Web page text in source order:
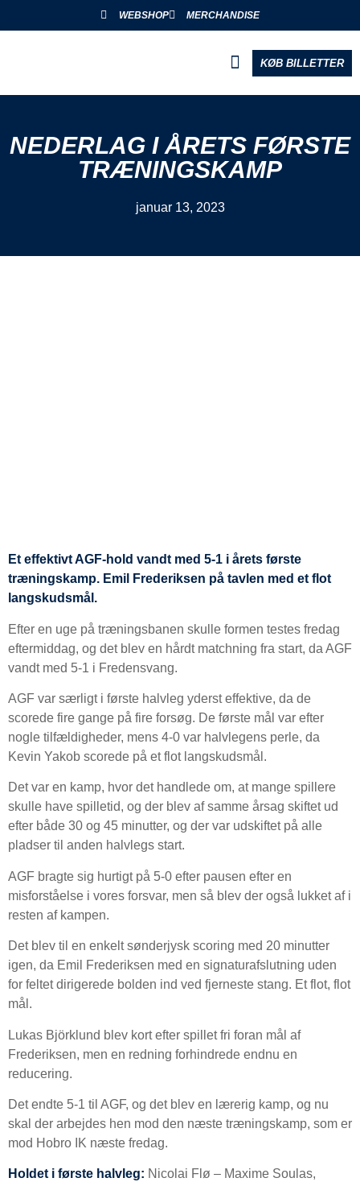
WEBSHOP MERCHANDISE
KØB BILLETTER
NEDERLAG I ÅRETS FØRSTE
TRÆNINGSKAMP
januar 13, 2023
Et effektivt AGF-hold vandt med 5-1 i årets første
træningskamp. Emil Frederiksen på tavlen med et flot
langskudsmål.
Efter en uge på træningsbanen skulle formen testes fredag
eftermiddag, og det blev en hårdt matchning fra start, da AGF
vandt med 5-1 i Fredensvang.
AGF var særligt i første halvleg yderst effektive, da de
scorede fire gange på fire forsøg. De første mål var efter
nogle tilfældigheder, mens 4-0 var halvlegens perle, da
Kevin Yakob scorede på et flot langskudsmål.
Det var en kamp, hvor det handlede om, at mange spillere
skulle have spilletid, og der blev af samme årsag skiftet ud
efter både 30 og 45 minutter, og der var udskiftet på alle
pladser til anden halvlegs start.
AGF bragte sig hurtigt på 5-0 efter pausen efter en
misforståelse i vores forsvar, men så blev der også lukket af i
resten af kampen.
Det blev til en enkelt sønderjysk scoring med 20 minutter
igen, da Emil Frederiksen med en signaturafslutning uden
for feltet dirigerede bolden ind ved fjerneste stang. Et flot, flot
mål.
Lukas Björklund blev kort efter spillet fri foran mål af
Frederiksen, men en redning forhindrede endnu en
reducering.
Det endte 5-1 til AGF, og det blev en lærerig kamp, og nu
skal der arbejdes hen mod den næste træningskamp, som er
mod Hobro IK næste fredag.
Holdet i første halvleg: Nicolai Flø – Maxime Soulas,